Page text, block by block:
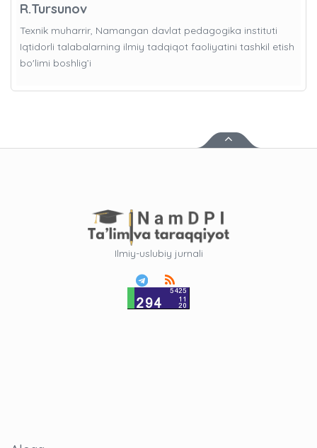
R.Tursunov
Texnik muharrir, Namangan davlat pedagogika instituti
Iqtidorli talabalarning ilmiy tadqiqot faoliyatini tashkil etish
bo'limi boshlig’i
Ilmiy-uslubiy jurnali